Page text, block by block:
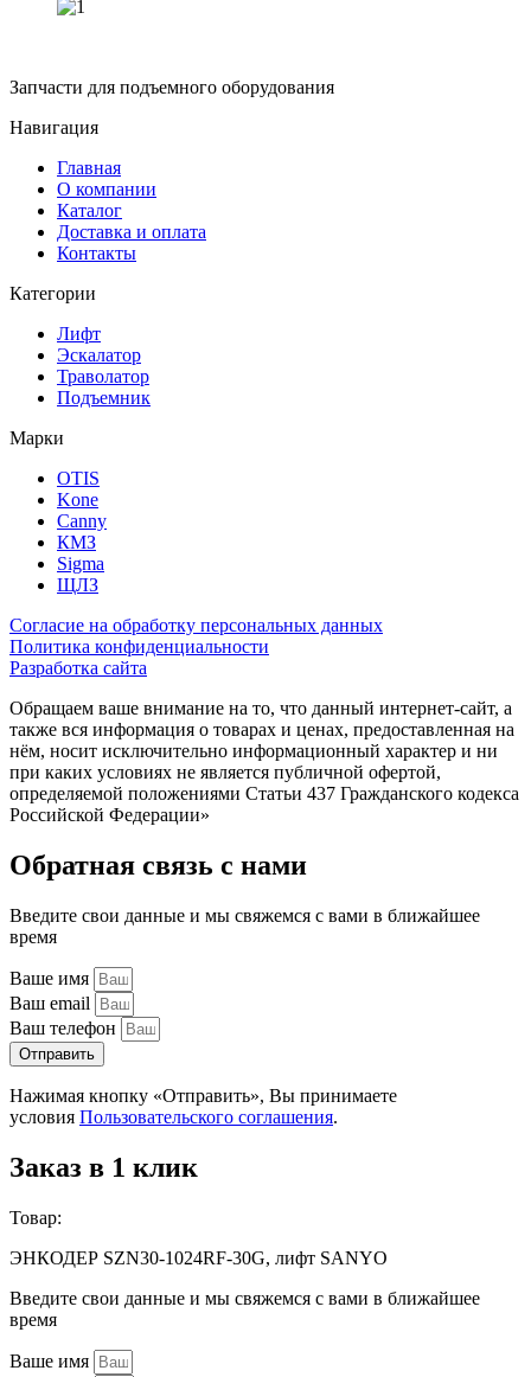
Запчасти для подъемного оборудования
Навигация
Главная
О компании
Каталог
Доставка и оплата
Контакты
Категории
Лифт
Эскалатор
Траволатор
Подъемник
Марки
OTIS
Kone
Canny
КМЗ
Sigma
ЩЛЗ
Согласие на обработку персональных данных
Политика конфиденциальности
Разработка сайта
Обращаем ваше внимание на то, что данный интернет-сайт, а
также вся информация о товарах и ценах, предоставленная на
нём, носит исключительно информационный характер и ни
при каких условиях не является публичной офертой,
определяемой положениями Статьи 437 Гражданского кодекса
Российской Федерации»
Обратная связь с нами
Введите свои данные и мы свяжемся с вами в ближайшее
время
Ваше имя
Ваш email
Ваш телефон
Отправить
Нажимая кнопку «Отправить», Вы принимаете
условия Пользовательского соглашения.
Заказ в 1 клик
Товар:
ЭНКОДЕР SZN30-1024RF-30G, лифт SANYO
Введите свои данные и мы свяжемся с вами в ближайшее
время
Ваше имя